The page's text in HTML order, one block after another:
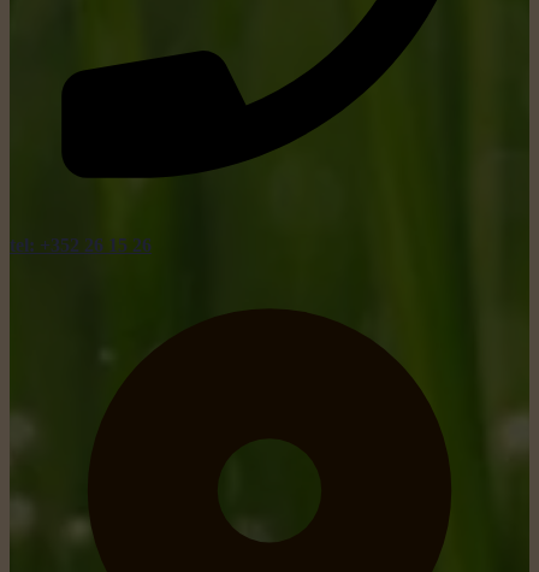
tel: +352 26 15 26